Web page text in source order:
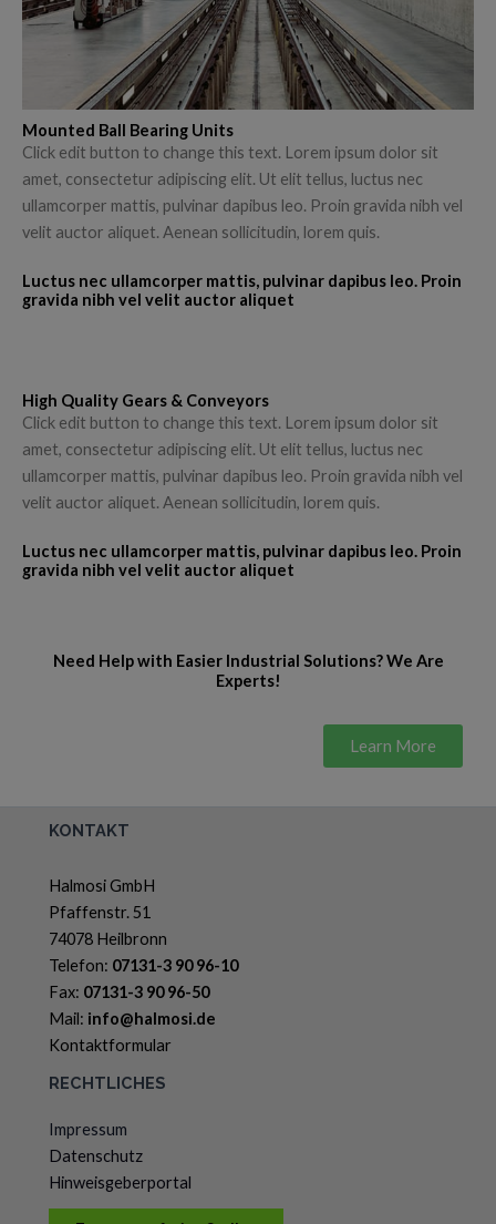
Mounted Ball Bearing Units
Click edit button to change this text. Lorem ipsum dolor sit
amet, consectetur adipiscing elit. Ut elit tellus, luctus nec
ullamcorper mattis, pulvinar dapibus leo. Proin gravida nibh vel
velit auctor aliquet. Aenean sollicitudin, lorem quis.
Luctus nec ullamcorper mattis, pulvinar dapibus leo. Proin
gravida nibh vel velit auctor aliquet
High Quality Gears & Conveyors
Click edit button to change this text. Lorem ipsum dolor sit
amet, consectetur adipiscing elit. Ut elit tellus, luctus nec
ullamcorper mattis, pulvinar dapibus leo. Proin gravida nibh vel
velit auctor aliquet. Aenean sollicitudin, lorem quis.
Luctus nec ullamcorper mattis, pulvinar dapibus leo. Proin
gravida nibh vel velit auctor aliquet
Need Help with Easier Industrial Solutions? We Are
Experts!
Learn More
KONTAKT
Halmosi GmbH
Pfaffenstr. 51
74078 Heilbronn
Telefon: 07131-3 90 96-10
Fax: 07131-3 90 96-50
Mail: info@halmosi.de
Kontaktformular
RECHTLICHES
Impressum
Datenschutz
Hinweisgeberportal